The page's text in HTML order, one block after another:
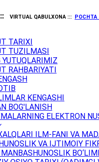
VIRTUAL QABULXONA ::: POCHTA
TARIXI
TUZILMASI
YUTUQLARIMIZ
RAHBARIYATI
KENGASHI
BOG'LANISH
ELEKTRON
ILM-FANI VA
VA IJTIMOIY
BO‘LIMI